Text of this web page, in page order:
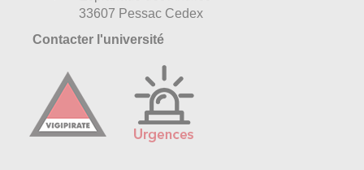
33607 Pessac Cedex
Contacter l'université